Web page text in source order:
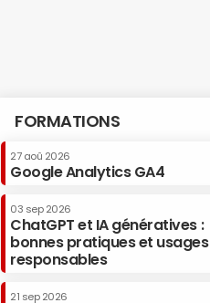
FORMATIONS
27 aoû 2026
Google Analytics GA4
03 sep 2026
ChatGPT et IA génératives :
bonnes pratiques et usages
responsables
21 sep 2026